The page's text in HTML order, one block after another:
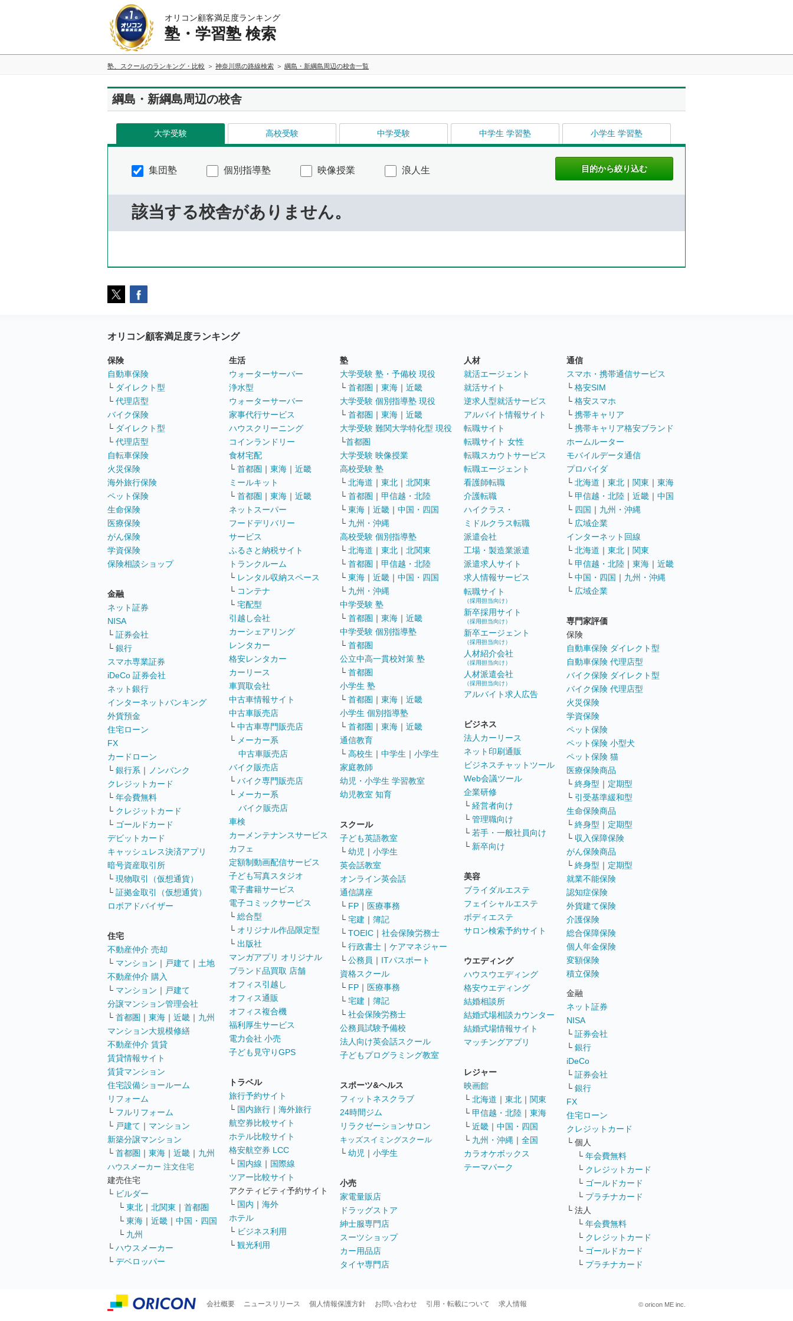
オリコン顧客満足度ランキング
塾・学習塾 検索
塾、スクールのランキング・比較 神奈川県の路線検索 綱島・新綱島周辺の校舎一覧
綱島・新綱島周辺の校舎
大学受験 高校受験 中学受験 中学生 学習塾 小学生 学習塾
集団塾 個別指導塾 映像授業 浪人生
該当する校舎がありません。
オリコン顧客満足度ランキング
保険
自動車保険
└ ダイレクト型
└ 代理店型
バイク保険
└ ダイレクト型
└ 代理店型
自転車保険
火災保険
海外旅行保険
ペット保険
生命保険
医療保険
がん保険
学資保険
保険相談ショップ
金融
ネット証券
NISA
└ 証券会社
└ 銀行
スマホ専業証券
iDeCo 証券会社
ネット銀行
インターネットバンキング
外貨預金
住宅ローン
FX
カードローン
└ 銀行系 ｜
ノンバンク
クレジットカード
└ 年会費無料
└ クレジットカード
└ ゴールドカード
デビットカード
キャッシュレス決済アプリ
暗号資産取引所
└ 現物取引（仮想通貨）
└ 証拠金取引（仮想通貨）
ロボアドバイザー
住宅
不動産仲介 売却
└ マンション ｜ 戸建て ｜ 土地
不動産仲介 購入
└ マンション ｜ 戸建て
分譲マンション管理会社
└ 首都圏 ｜ 東海 ｜ 近畿 ｜ 九州
マンション大規模修繕
不動産仲介 賃貸
賃貸情報サイト
賃貸マンション
住宅設備ショールーム
リフォーム
└ フルリフォーム
└ 戸建て ｜ マンション
新築分譲マンション
└ 首都圏 ｜ 東海 ｜ 近畿 ｜ 九州
ハウスメーカー 注文住宅
建売住宅
└ ビルダー
└ 東北 ｜ 北関東 ｜ 首都圏
└ 東海 ｜ 近畿 ｜ 中国・四国
└ 九州
└ ハウスメーカー
└ デベロッパー
生活
ウォーターサーバー
浄水型
ウォーターサーバー
家事代行サービス
ハウスクリーニング
コインランドリー
食材宅配
└ 首都圏 ｜ 東海 ｜ 近畿
ミールキット
└ 首都圏 ｜ 東海 ｜ 近畿
ネットスーパー
フードデリバリー
サービス
ふるさと納税サイト
トランクルーム
└ レンタル収納スペース
└ コンテナ
└ 宅配型
引越し会社
カーシェアリング
レンタカー
格安レンタカー
カーリース
車買取会社
中古車情報サイト
中古車販売店
└ 中古車専門販売店
└ メーカー系
中古車販売店
バイク販売店
└ バイク専門販売店
└ メーカー系
バイク販売店
車検
カーメンテナンスサービス
カフェ
定額制動画配信サービス
子ども写真スタジオ
電子書籍サービス
電子コミックサービス
└ 総合型
└ オリジナル作品限定型
└ 出版社
マンガアプリ オリジナル
ブランド品買取 店舗
オフィス引越し
オフィス通販
オフィス複合機
福利厚生サービス
電力会社 小売
子ども見守りGPS
トラベル
旅行予約サイト
└ 国内旅行 ｜ 海外旅行
航空券比較サイト
ホテル比較サイト
格安航空券 LCC
└ 国内線 ｜ 国際線
ツアー比較サイト
アクティビティ予約サイト
└ 国内 ｜ 海外
ホテル
└ ビジネス利用
└ 観光利用
塾
大学受験 塾・予備校 現役
└ 首都圏 ｜ 東海 ｜ 近畿
大学受験 個別指導塾 現役
└ 首都圏 ｜ 東海 ｜ 近畿
大学受験 難関大学特化型 現役
└首都圏
大学受験 映像授業
高校受験 塾
└ 北海道 ｜ 東北 ｜ 北関東
└ 首都圏 ｜ 甲信越・北陸
└ 東海 ｜ 近畿 ｜ 中国・四国
└ 九州・沖縄
高校受験 個別指導塾
└ 北海道 ｜ 東北 ｜ 北関東
└ 首都圏 ｜ 甲信越・北陸
└ 東海 ｜ 近畿 ｜ 中国・四国
└ 九州・沖縄
中学受験 塾
└ 首都圏 ｜ 東海 ｜ 近畿
中学受験 個別指導塾
└ 首都圏
公立中高一貫校対策 塾
└ 首都圏
小学生 塾
└ 首都圏 ｜ 東海 ｜ 近畿
小学生 個別指導塾
└ 首都圏 ｜ 東海 ｜ 近畿
通信教育
└ 高校生 ｜ 中学生 ｜ 小学生
家庭教師
幼児・小学生 学習教室
幼児教室 知育
スクール
子ども英語教室
└ 幼児 ｜ 小学生
英会話教室
オンライン英会話
通信講座
└ FP ｜ 医療事務
└ 宅建 ｜ 簿記
└ TOEIC ｜ 社会保険労務士
└ 行政書士 ｜ ケアマネジャー
└ 公務員 ｜ ITパスポート
資格スクール
└ FP ｜ 医療事務
└ 宅建 ｜ 簿記
└ 社会保険労務士
公務員試験予備校
法人向け英会話スクール
子どもプログラミング教室
スポーツ&ヘルス
フィットネスクラブ
24時間ジム
リラクゼーションサロン
キッズスイミングスクール
└ 幼児 ｜ 小学生
小売
家電量販店
ドラッグストア
紳士服専門店
スーツショップ
カー用品店
タイヤ専門店
人材
就活エージェント
就活サイト
逆求人型就活サービス
アルバイト情報サイト
転職サイト
転職サイト 女性
転職スカウトサービス
転職エージェント
看護師転職
介護転職
ハイクラス・
ミドルクラス転職
派遣会社
工場・製造業派遣
派遣求人サイト
求人情報サービス
転職サイト
（採用担当向け）
新卒採用サイト
（採用担当向け）
新卒エージェント
（採用担当向け）
人材紹介会社
（採用担当向け）
人材派遣会社
（採用担当向け）
アルバイト求人広告
ビジネス
法人カーリース
ネット印刷通販
ビジネスチャットツール
Web会議ツール
企業研修
└ 経営者向け
└ 管理職向け
└ 若手・一般社員向け
└ 新卒向け
美容
ブライダルエステ
フェイシャルエステ
ボディエステ
サロン検索予約サイト
ウエディング
ハウスウエディング
格安ウエディング
結婚相談所
結婚式場相談カウンター
結婚式場情報サイト
マッチングアプリ
レジャー
映画館
└ 北海道 ｜ 東北 ｜ 関東
└ 甲信越・北陸 ｜ 東海
└ 近畿 ｜ 中国・四国
└ 九州・沖縄 ｜ 全国
カラオケボックス
テーマパーク
通信
スマホ・携帯通信サービス
└ 格安SIM
└ 格安スマホ
└ 携帯キャリア
└ 携帯キャリア格安ブランド
ホームルーター
モバイルデータ通信
プロバイダ
└ 北海道 ｜ 東北 ｜ 関東 ｜ 東海
└ 甲信越・北陸 ｜ 近畿 ｜ 中国
└ 四国 ｜ 九州・沖縄
└ 広域企業
インターネット回線
└ 北海道 ｜ 東北 ｜ 関東
└ 甲信越・北陸 ｜ 東海 ｜ 近畿
└ 中国・四国 ｜ 九州・沖縄
└ 広域企業
専門家評価
保険
自動車保険 ダイレクト型
自動車保険 代理店型
バイク保険 ダイレクト型
バイク保険 代理店型
火災保険
学資保険
ペット保険
ペット保険 小型犬
ペット保険 猫
医療保険商品
└ 終身型 ｜ 定期型
└ 引受基準緩和型
生命保険商品
└ 終身型 ｜ 定期型
└ 収入保障保険
がん保険商品
└ 終身型 ｜ 定期型
就業不能保険
認知症保険
外貨建て保険
介護保険
総合保障保険
個人年金保険
変額保険
積立保険
金融
ネット証券
NISA
└ 証券会社
└ 銀行
iDeCo
└ 証券会社
└ 銀行
FX
住宅ローン
クレジットカード
└ 個人
└ 年会費無料
└ クレジットカード
└ ゴールドカード
└ プラチナカード
└ 法人
└ 年会費無料
└ クレジットカード
└ ゴールドカード
└ プラチナカード
会社概要 ニュースリリース 個人情報保護方針 お問い合わせ 引用・転載について 求人情報 © oricon ME inc.